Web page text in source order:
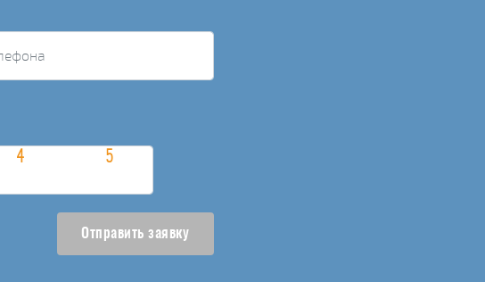
Отправить заявку